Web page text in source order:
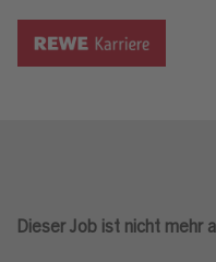
Dieser Job ist nicht mehr